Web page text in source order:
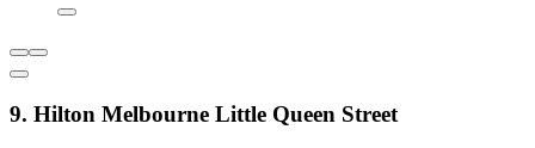
9. Hilton Melbourne Little Queen Street